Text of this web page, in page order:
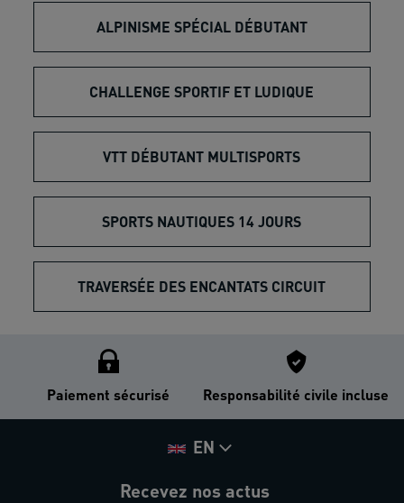
ALPINISME SPÉCIAL DÉBUTANT
CHALLENGE SPORTIF ET LUDIQUE
VTT DÉBUTANT MULTISPORTS
SPORTS NAUTIQUES 14 JOURS
TRAVERSÉE DES ENCANTATS CIRCUIT
Paiement sécurisé Responsabilité civile incluse
EN
Recevez nos actus